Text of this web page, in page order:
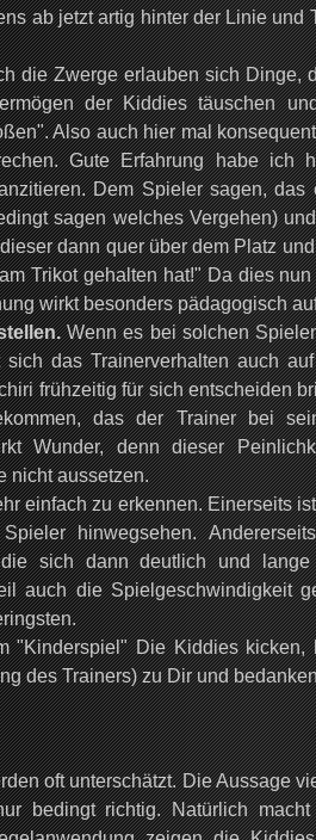
ab jetzt artig hinter der Linie und
die Zwerge erlauben sich Dinge,
der Kiddies täuschen
Also auch hier mal
Gute Erfahrung habe ich
Dem Spieler sagen,
sagen welches Vergehen)
dann quer über dem Platz
Trikot gehalten hat!" Da dies
wirkt besonders pädagogisch
Wenn es bei solchen
das Trainerverhalten auch
frühzeitig für sich entscheiden
das der Trainer bei
Wunder, denn dieser
nicht aussetzen.
einfach zu erkennen. Einerseits
hinwegsehen.
sich dann deutlich und lange
auch die Spielgeschwindigkeit
"Kinderspiel" Die Kiddies kicken,
des Trainers) zu Dir und
oft unterschätzt. Die Aussage
bedingt richtig. Natürlich